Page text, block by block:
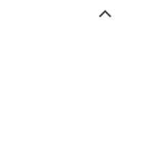
keyboard_arrow_up